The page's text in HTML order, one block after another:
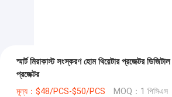
স্মার্ট মিরাকাস্ট সংস্করণ হোম থিয়েটার প্রজেক্টর
প্রজেক্টর
মূল্য：$48/PCS-$50/PCS MOQ：1 পিসিএস